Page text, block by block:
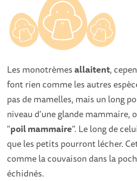
Les monotrèmesallaitent,
font rien comme les autres
pas de mamelles, mais un long
niveau d'une glande mammaire,
"poil mammaire". Le long de
que les petits pourront lécher.
comme la couvaison dans la
échidnés.